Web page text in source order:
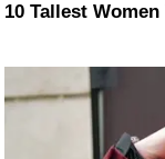
10 Tallest